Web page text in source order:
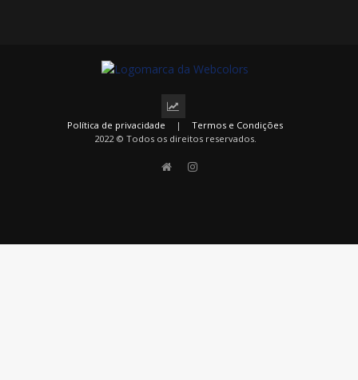
Política de privacidade |
Termos e Condições
2022 © Todos os direitos reservados.